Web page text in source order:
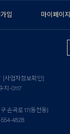
입 마이페이지
[사업자정보확인]
지-0117
손곡로 17(동천동)
4828